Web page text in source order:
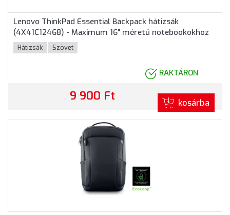
Lenovo ThinkPad Essential Backpack hátizsák
(4X41C12468) - Maximum 16" méretű notebookokhoz
Hátizsák Szövet
RAKTÁRON
9 900 Ft kosárba